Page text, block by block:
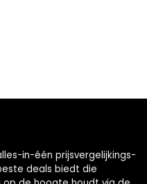
in-één prijsvergelijkings-
deals biedt die